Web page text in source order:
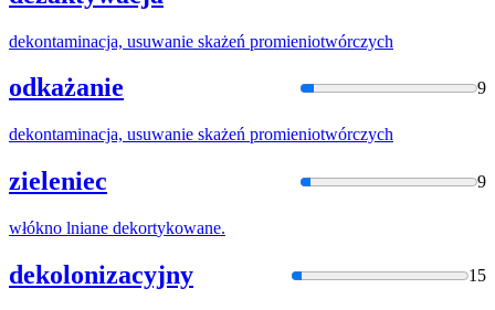
dekontaminacja, usuwanie skażeń promieniotwórczych
odkażanie 9
dekontaminacja, usuwanie skażeń promieniotwórczych
zieleniec 9
włókno lniane dekortykowane.
dekolonizacyjny 15